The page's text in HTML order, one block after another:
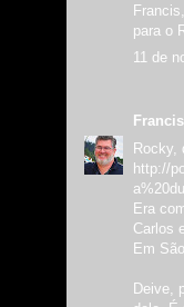
para o
11 de
Rocky,
http://
Era
Carlos
Em
Deive,